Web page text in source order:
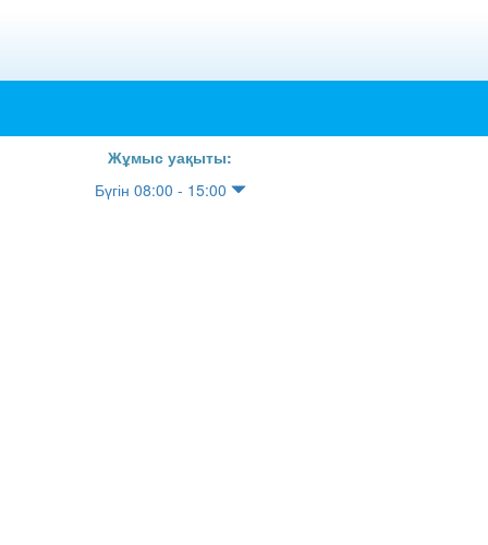
Жұмыс уақыты:
Бүгін 08:00 - 15:00